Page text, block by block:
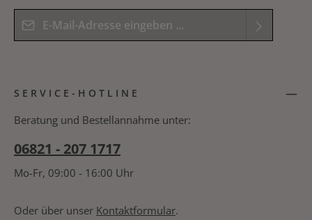
E-Mail-Adresse*
Kenntnis genommen und die
Bitte geben Sie das Ergebnis der Gleichung in das
SERVICE-HOTLINE
Beratung und Bestellannahme unter:
06821 - 207 1717
Mo-Fr, 09:00 - 16:00 Uhr
Oder über unser Kontaktformular.